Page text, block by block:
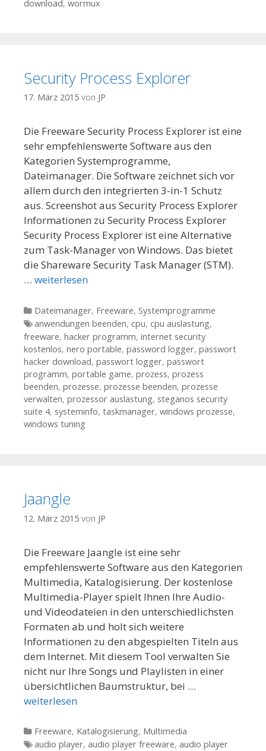
download, wormux
Security Process Explorer
17. März 2015 von JP
Die Freeware Security Process Explorer ist eine
sehr empfehlenswerte Software aus den
Kategorien Systemprogramme,
Dateimanager. Die Software zeichnet sich vor
allem durch den integrierten 3-in-1 Schutz
aus. Screenshot aus Security Process Explorer
Informationen zu Security Process Explorer
Security Process Explorer ist eine Alternative
zum Task-Manager von Windows. Das bietet
die Shareware Security Task Manager (STM).
… weiterlesen
Kategorien
Dateimanager, Freeware, Systemprogramme
Tags
anwendungen beenden, cpu, cpu auslastung,
freeware, hacker programm, internet security
kostenlos, nero portable, password logger, passwort
hacker download, passwort logger, passwort
programm, portable game, prozess, prozess
beenden, prozesse, prozesse beenden, prozesse
verwalten, prozessor auslastung, steganos security
suite 4, systeminfo, taskmanager, windows prozesse,
windows tuning
Jaangle
12. März 2015 von JP
Die Freeware Jaangle ist eine sehr
empfehlenswerte Software aus den Kategorien
Multimedia, Katalogisierung. Der kostenlose
Multimedia-Player spielt Ihnen Ihre Audio-
und Videodateien in den unterschiedlichsten
Formaten ab und holt sich weitere
Informationen zu den abgespielten Titeln aus
dem Internet. Mit diesem Tool verwalten Sie
nicht nur Ihre Songs und Playlisten in einer
übersichtlichen Baumstruktur, bei …
weiterlesen
Kategorien
Freeware, Katalogisierung, Multimedia
Tags
audio player, audio player freeware, audio player